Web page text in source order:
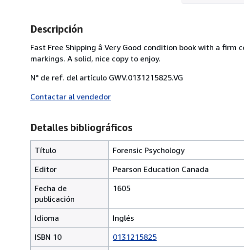
Descripción
Fast Free Shipping â Very Good condition book with a
markings. A solid, nice copy to enjoy.
N° de ref. del artículo GWV.0131215825.VG
Contactar al vendedor
Detalles bibliográficos
Título
Forensic Psychology
Editor
Pearson Education Canada
Fecha de
publicación
1605
Idioma
Inglés
ISBN 10
0131215825